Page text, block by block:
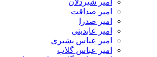
امیر صداقت
امیر صدرا
امیر عابدینی
امیر عباس بشیری
امیر عباس گلاب